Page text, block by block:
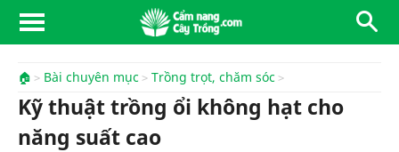
🏠 Bài chuyên mục Trồng trọt, chăm sóc
Kỹ thuật trồng ổi không hạt cho
năng suất cao